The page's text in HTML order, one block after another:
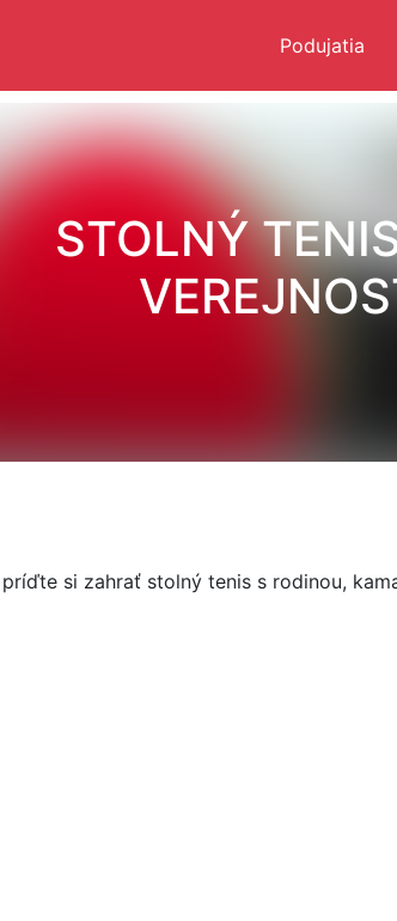
Podujatia
STOLNÝ
si zahrať stolný tenis s rodinou,